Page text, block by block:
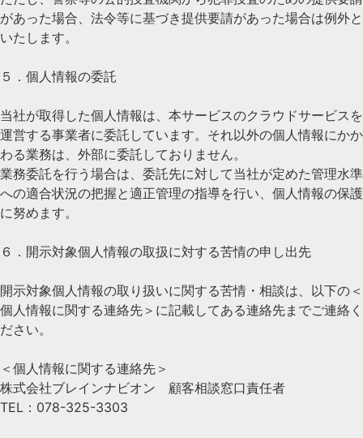
があった場合、法令等に基づき提供要請があった場合は例外と
いたします。
５．個人情報の委託
当社が取得した個人情報は、本サービスのクラウドサービスを
運営する事業者に委託しています。それ以外の個人情報にかか
わる業務は、外部に委託しておりません。
業務委託を行う場合は、委託先に対して当社が定めた管理水準
への適合状況の把握と適正管理の指導を行い、個人情報の保護
に努めます。
６．開示対象個人情報の取扱に対する苦情の申し出先
開示対象個人情報の取り扱いに関する苦情・相談は、以下の＜
個人情報に関する連絡先＞に記載してある連絡先までご連絡く
ださい。
＜個人情報に関する連絡先＞
株式会社ブレインナビオン 顧客相談窓口責任者
TEL：078-325-3303